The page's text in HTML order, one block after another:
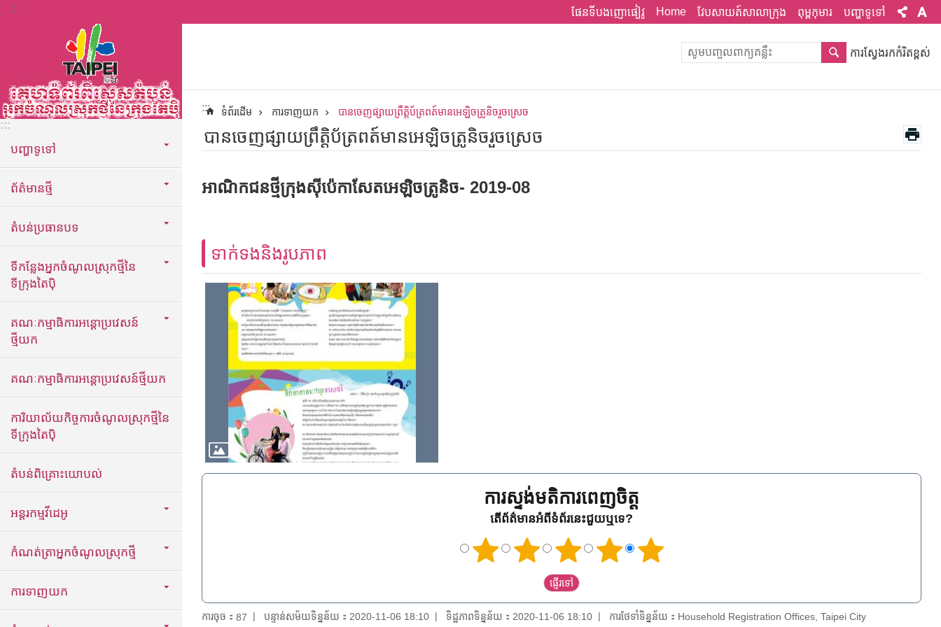
ទៅកាន់មាតិកាប្លុកមាតិកាសំខាន់
::: ផែនទីបងញោផៀវូ Home វែបសាយត៍សាលាក្រុង ពុម្ពកុមារ បញ្ហាទូទៅ
:::
បញ្ហាទូទៅ
ព័ត៌មានថ្មី
តំបន់ប្រធានបទ
ទីកន្លែងអ្នកចំណូលស្រុកថ្មីនៃ
ទីក្រុងតៃប៉ិ
គណៈកម្មាធិការអន្តោប្រវេសន៍
ថ្មីយក
គណៈកម្មាធិការអន្តោប្រវេសន៍ថ្មីយក
ការិយាល័យកិច្ចការចំណូលស្រុកថ្មីនៃ
ទីក្រុងតៃប៉ិ
តំបន់ពិគ្រោះយោបល់
អន្តរកម្មវីដេអូ
កំណត់ត្រាអ្នកចំណូលស្រុកថ្មី
ការទាញយក
ការស្វែងរកកំរិតខ្ពស់
::: ទំព័រដើម ការទាញយក បានចេញផ្សាយព្រឹត្តិប័ត្រពត៍មានអេឡិចត្រូនិចរួចស្រេច
បានចេញផ្សាយព្រឹត្តិប័ត្រពត៍មានអេឡិចត្រូនិចរួចស្រេច
អាណិកជនថ្មីក្រុងស៊ីប៉េកាសែតអេឡិចត្រូនិច- 2019-08
ទាក់ទងនិងរូបភាព
ការស្ទង់មតិការពេញចិត្ត
តើព័ត៌មានអំពីទំព័រនេះជួយឬទេ?
ការចុច： 87 បន្ទាន់សម័យទិន្នន័យ：2020-11-06 18:10 ទិដ្ឋភាពទិន្នន័យ：2020-11-06 18:10 ការថែទាំទិន្នន័យ：Household Registration Offices, Taipei City